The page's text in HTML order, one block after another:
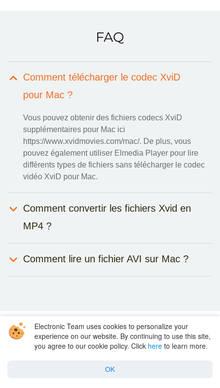
Electronic Team uses cookies to personalize your
experience on our website. By continuing to use this site,
you agree to our cookie policy. Click here to learn more.
OK
FAQ
Comment télécharger le codec XviD
pour Mac ?
Vous pouvez obtenir des fichiers codecs XviD
supplémentaires pour Mac ici
https://www.xvidmovies.com/mac/. De plus, vous
pouvez également utiliser Elmedia Player pour lire
différents types de fichiers sans télécharger le codec
vidéo XviD pour Mac.
Comment convertir les fichiers Xvid en
MP4 ?
Comment lire un fichier AVI sur Mac ?